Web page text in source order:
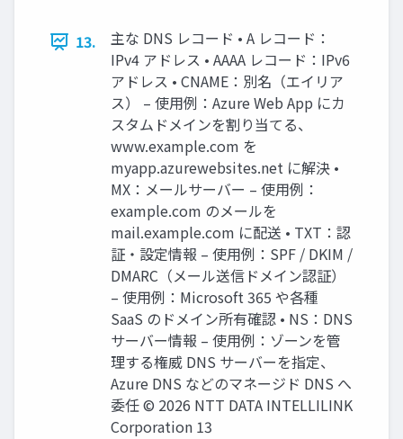
13.
主な DNS レコード • A レコード：
IPv4 アドレス • AAAA レコード：IPv6
アドレス • CNAME：別名（エイリア
ス） – 使用例：Azure Web App にカ
スタムドメインを割り当てる、
www.example.com を
myapp.azurewebsites.net に解決 •
MX：メールサーバー – 使用例：
example.com のメールを
mail.example.com に配送 • TXT：認
証・設定情報 – 使用例：SPF / DKIM /
DMARC（メール送信ドメイン認証）
– 使用例：Microsoft 365 や各種
SaaS のドメイン所有確認 • NS：DNS
サーバー情報 – 使用例：ゾーンを管
理する権威 DNS サーバーを指定、
Azure DNS などのマネージド DNS へ
委任 © 2026 NTT DATA INTELLILINK
Corporation 13